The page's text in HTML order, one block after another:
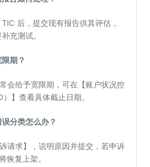
后，提交现有报告供其评估，
充测试。
期？
会给予宽限期，可在【账户状况控
】查看具体截止日期。
分类怎么办？
请求】，说明原因并提交，若申诉
恢复上架。